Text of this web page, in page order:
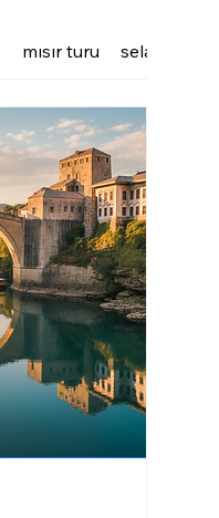
mısır turu selanik turu